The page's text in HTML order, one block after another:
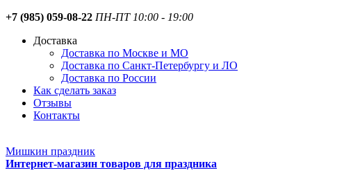
+7 (985) 059-08-22 ПН-ПТ 10:00 - 19:00
Доставка
Доставка по Москве и МО
Доставка по Санкт-Петербургу и ЛО
Доставка по России
Как сделать заказ
Отзывы
Контакты
Мишкин праздник
Интернет-магазин товаров для праздника